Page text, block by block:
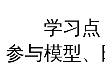
学习点：
参与模型